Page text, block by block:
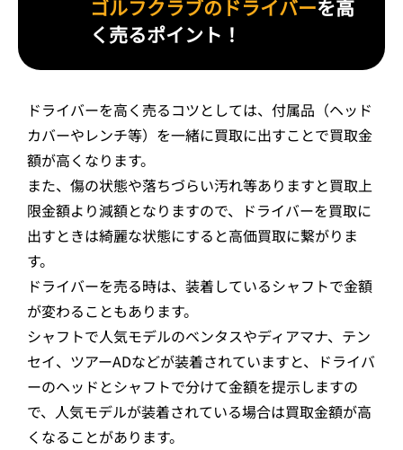
ゴルフクラブのドライバーを高
く売るポイント！
ドライバーを高く売るコツとしては、付属品（ヘッド
カバーやレンチ等）を一緒に買取に出すことで買取金
額が高くなります。
また、傷の状態や落ちづらい汚れ等ありますと買取上
限金額より減額となりますので、ドライバーを買取に
出すときは綺麗な状態にすると高価買取に繋がりま
す。
ドライバーを売る時は、装着しているシャフトで金額
が変わることもあります。
シャフトで人気モデルのベンタスやディアマナ、テン
セイ、ツアーADなどが装着されていますと、ドライバ
ーのヘッドとシャフトで分けて金額を提示しますの
で、人気モデルが装着されている場合は買取金額が高
くなることがあります。